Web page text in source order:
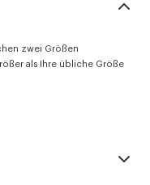
zwei Größen
als Ihre übliche Größe